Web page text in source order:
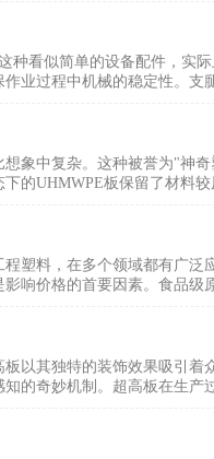
种看似简单的设备配件，实
业过程中机械的稳定性。支
象中复杂。这种被誉为"神
的UHMWPE板保留了材料
塑料，在多个领域都有广泛
响价格的首要因素。食品级
以其独特的装饰效果吸引着
的奇妙机制。超高板在生产